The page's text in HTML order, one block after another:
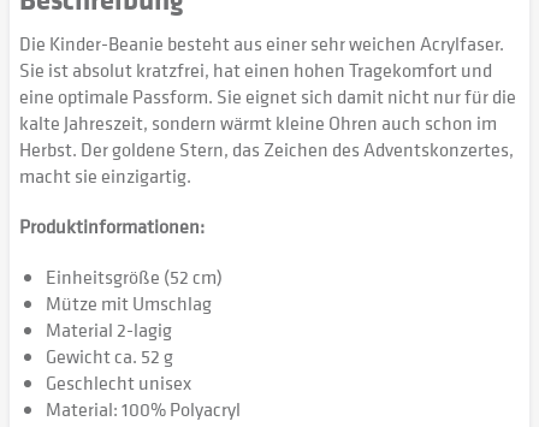
Die Kinder-Beanie besteht aus einer sehr weichen Acrylfaser.
Sie ist absolut kratzfrei, hat einen hohen Tragekomfort und
eine optimale Passform. Sie eignet sich damit nicht nur für die
kalte Jahreszeit, sondern wärmt kleine Ohren auch schon im
Herbst. Der goldene Stern, das Zeichen des Adventskonzertes,
macht sie einzigartig.
Produktinformationen:
Einheitsgröße (52 cm)
Mütze mit Umschlag
Material 2-lagig
Gewicht ca. 52 g
Geschlecht unisex
Material: 100% Polyacryl